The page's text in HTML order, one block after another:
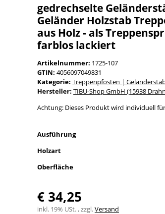
gedrechselte
Geländer Holzstab
aus Holz - als
farblos lackiert
Artikelnummer: 1725-107
GTIN: 4056097049831
Kategorie: Treppenpfosten |
Hersteller: TIBU-Shop GmbH (15938
Achtung: Dieses Produkt wird individuell
Ausführung
Holzart
Oberfläche
€ 34,25
inkl. 19% USt. , zzgl.Versand